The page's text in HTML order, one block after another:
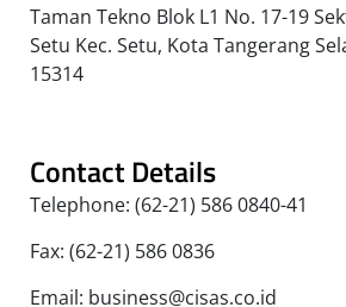
Taman Tekno Blok L1 No. 17-19
Setu Kec. Setu, Kota Tangerang
15314
Contact Details
Telephone: (62-21) 586 0840-41
Fax: (62-21) 586 0836
Email: business@cisas.co.id